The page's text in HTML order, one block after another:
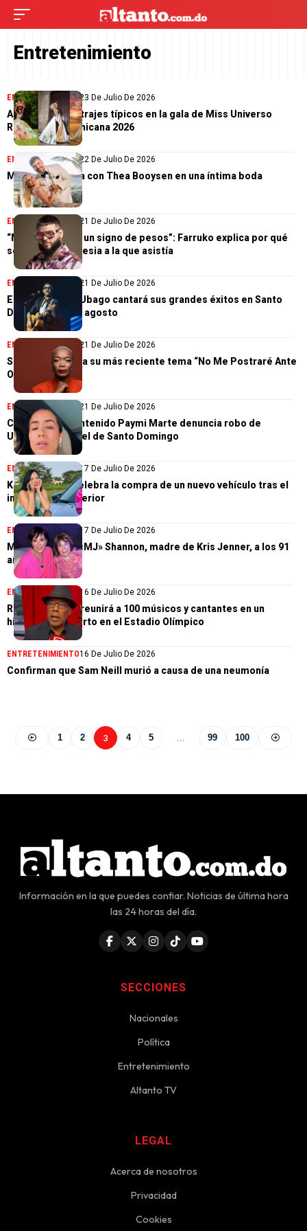
Entretenimiento
ENTRETENIMIENTO23 De Julio De 2026
Así lucieron los trajes típicos en la gala de Miss Universo
República Dominicana 2026
ENTRETENIMIENTO22 De Julio De 2026
MrBeast se casa con Thea Booysen en una íntima boda
ENTRETENIMIENTO 21 De Julio De 2026
“Me veían como un signo de pesos”: Farruko explica por qué
se alejó de la iglesia a la que asistía
ENTRETENIMIENTO 21 De Julio De 2026
El español Alex Ubago cantará sus grandes éxitos en Santo
Domingo el 1 de agosto
ENTRETENIMIENTO 21 De Julio De 2026
Savina Felix lanza su más reciente tema “No Me Postraré Ante
Otro Dios”
ENTRETENIMIENTO 21 De Julio De 2026
Creadora de contenido Paymi Marte denuncia robo de
US$7,900 en hotel de Santo Domingo
ENTRETENIMIENTO17 De Julio De 2026
Kiara Romero celebra la compra de un nuevo vehículo tras el
incendio del anterior
ENTRETENIMIENTO 17 De Julio De 2026
Muere Mary Jo «MJ» Shannon, madre de Kris Jenner, a los 91
años
ENTRETENIMIENTO 16 De Julio De 2026
Ramón Orlando reunirá a 100 músicos y cantantes en un
histórico concierto en el Estadio Olímpico
ENTRETENIMIENTO16 De Julio De 2026
Confirman que Sam Neill murió a causa de una neumonía
1 2 3 4 5 … 99 100
Información en la que puedes confiar. Noticias de última hora
las 24 horas del día.
SECCIONES
Nacionales
Política
Entretenimiento
Altanto TV
LEGAL
Acerca de nosotros
Privacidad
Cookies